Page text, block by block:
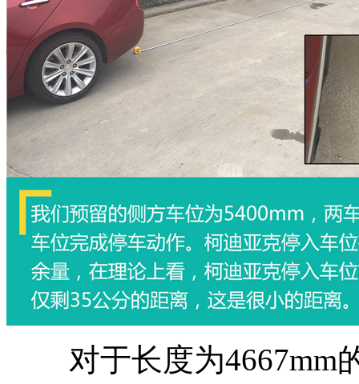
对于长度为4667mm